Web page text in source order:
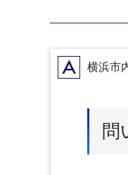
A横浜市
問